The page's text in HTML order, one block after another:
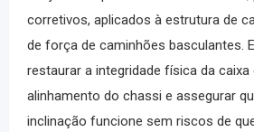
corretivos, aplicados à estrutura de
de força de caminhões basculantes.
restaurar a integridade física da caixa
alinhamento do chassi e assegurar
inclinação funcione sem riscos de